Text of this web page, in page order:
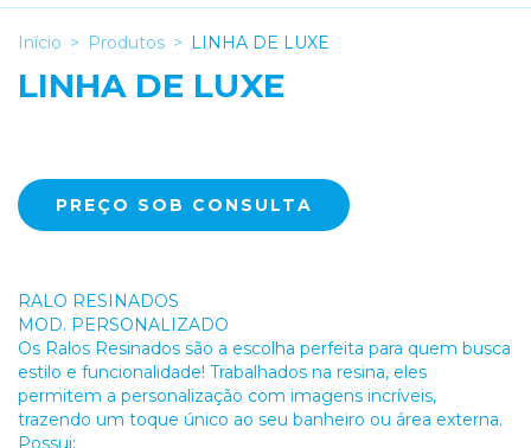
Início > Produtos > LINHA DE LUXE
LINHA DE LUXE
RALO RESINADOS
MOD. PERSONALIZADO
Os Ralos Resinados são a escolha perfeita para quem busca
estilo e funcionalidade! Trabalhados na resina, eles
permitem a personalização com imagens incríveis,
trazendo um toque único ao seu banheiro ou área externa.
Possui: